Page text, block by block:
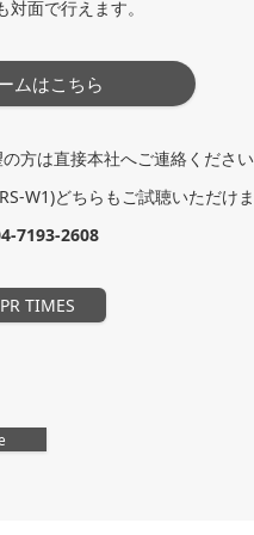
面で行えます。
ムはこちら
方は直接本社へご連絡ください
W1)どちらもご試聴いただけま
7193-2608
TIMES